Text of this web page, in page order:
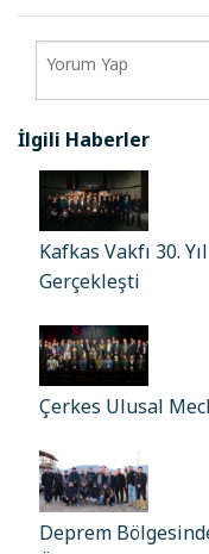
İlgili Haberler
Kafkas Vakfı 30.
Gerçekleşti
Çerkes Ulusal
Deprem